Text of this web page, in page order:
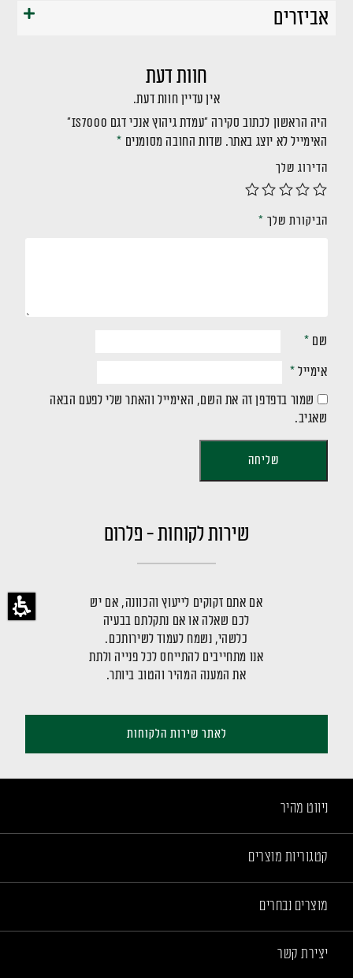
אביזרים
חוות דעת
אין עדיין חוות דעת.
היה הראשון לכתוב סקירה “עמדת גיהוץ אנכי דגם IS7000”
האימייל לא יוצג באתר. שדות החובה מסומנים *
הדירוג שלך
הביקורת שלך *
שם *
אימייל *
שמור בדפדפן זה את השם, האימייל והאתר שלי לפעם הבאה
שאגיב.
שירות לקוחות - פלרום
אם אתם זקוקים לייעוץ והכוונה, אם יש
לכם שאלה או אם נתקלתם בבעיה
כלשהי, נשמח לעמוד לשירותכם.
אנו מתחייבים להתייחס לכל פנייה ולתת
את המענה המהיר והטוב ביותר.
לאתר שירות הלקוחות
ניווט מהיר
קטגוריות מוצרים
מוצרים נבחרים
יצירת קשר